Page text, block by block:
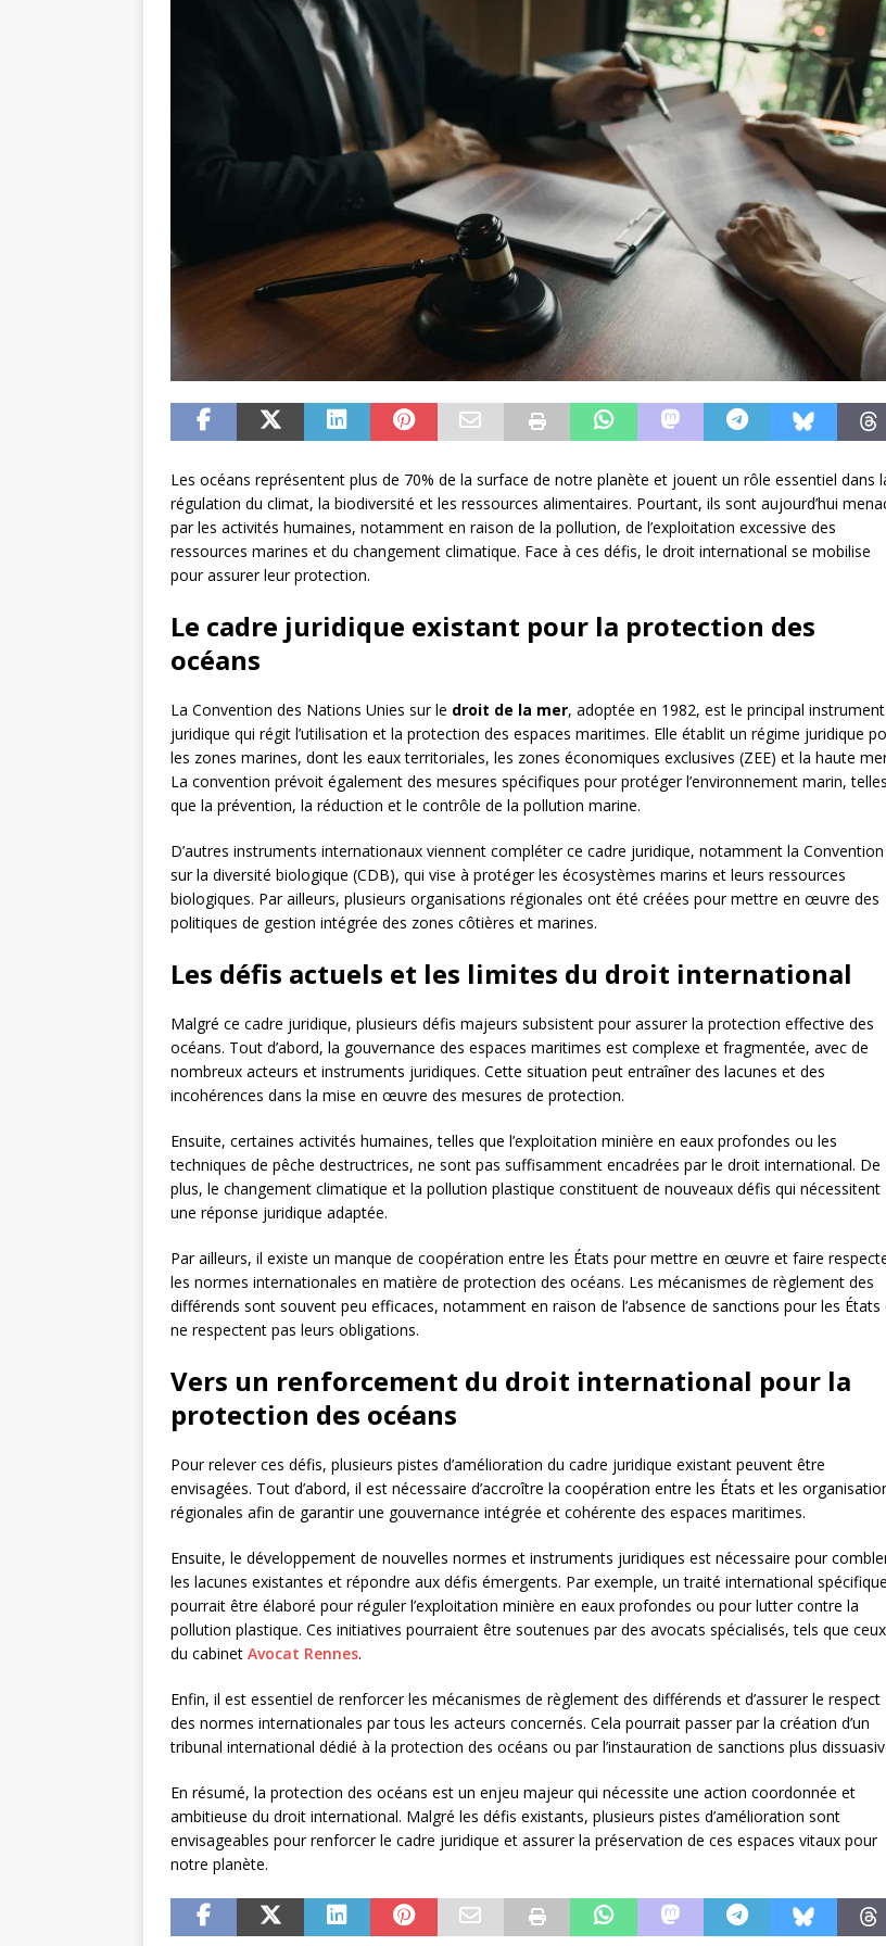
Les océans représentent plus de 70% de la surface de notre planète et jouent un rôle essentiel dans
régulation du climat, la biodiversité et les ressources alimentaires. Pourtant, ils sont aujourd’hui
par les activités humaines, notamment en raison de la pollution, de l’exploitation excessive des
ressources marines et du changement climatique. Face à ces défis, le droit international se mobilise
pour assurer leur protection.
Le cadre juridique existant pour la protection des
océans
La Convention des Nations Unies sur le droit de la mer, adoptée en 1982, est le principal instrument
juridique qui régit l’utilisation et la protection des espaces maritimes. Elle établit un régime juridique
les zones marines, dont les eaux territoriales, les zones économiques exclusives (ZEE) et la haute
La convention prévoit également des mesures spécifiques pour protéger l’environnement marin, telles
que la prévention, la réduction et le contrôle de la pollution marine.
D’autres instruments internationaux viennent compléter ce cadre juridique, notamment la Convention
sur la diversité biologique (CDB), qui vise à protéger les écosystèmes marins et leurs ressources
biologiques. Par ailleurs, plusieurs organisations régionales ont été créées pour mettre en œuvre des
politiques de gestion intégrée des zones côtières et marines.
Les défis actuels et les limites du droit international
Malgré ce cadre juridique, plusieurs défis majeurs subsistent pour assurer la protection effective des
océans. Tout d’abord, la gouvernance des espaces maritimes est complexe et fragmentée, avec de
nombreux acteurs et instruments juridiques. Cette situation peut entraîner des lacunes et des
incohérences dans la mise en œuvre des mesures de protection.
Ensuite, certaines activités humaines, telles que l’exploitation minière en eaux profondes ou les
techniques de pêche destructrices, ne sont pas suffisamment encadrées par le droit international. De
plus, le changement climatique et la pollution plastique constituent de nouveaux défis qui nécessitent
une réponse juridique adaptée.
Par ailleurs, il existe un manque de coopération entre les États pour mettre en œuvre et faire
les normes internationales en matière de protection des océans. Les mécanismes de règlement des
différends sont souvent peu efficaces, notamment en raison de l’absence de sanctions pour les États
ne respectent pas leurs obligations.
Vers un renforcement du droit international pour la
protection des océans
Pour relever ces défis, plusieurs pistes d’amélioration du cadre juridique existant peuvent être
envisagées. Tout d’abord, il est nécessaire d’accroître la coopération entre les États et les
régionales afin de garantir une gouvernance intégrée et cohérente des espaces maritimes.
Ensuite, le développement de nouvelles normes et instruments juridiques est nécessaire pour
les lacunes existantes et répondre aux défis émergents. Par exemple, un traité international spécifique
pourrait être élaboré pour réguler l’exploitation minière en eaux profondes ou pour lutter contre la
pollution plastique. Ces initiatives pourraient être soutenues par des avocats spécialisés, tels que ceux
du cabinet Avocat Rennes.
Enfin, il est essentiel de renforcer les mécanismes de règlement des différends et d’assurer le respect
des normes internationales par tous les acteurs concernés. Cela pourrait passer par la création d’un
tribunal international dédié à la protection des océans ou par l’instauration de sanctions plus
En résumé, la protection des océans est un enjeu majeur qui nécessite une action coordonnée et
ambitieuse du droit international. Malgré les défis existants, plusieurs pistes d’amélioration sont
envisageables pour renforcer le cadre juridique et assurer la préservation de ces espaces vitaux pour
notre planète.